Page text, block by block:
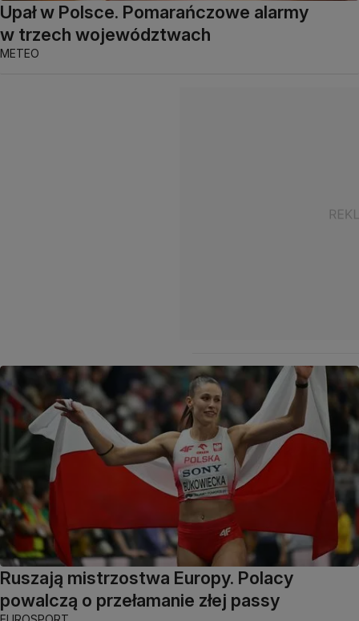
Upał w Polsce. Pomarańczowe alarmy
w trzech województwach
METEO
Ruszają mistrzostwa Europy. Polacy
powalczą o przełamanie złej passy